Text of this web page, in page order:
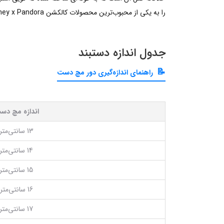
را به یکی از محبوب‌ترین محصولات کالکشن Disney x Pandora تبدیل کرده است.
جدول اندازه دستبند
راهنمای اندازه‌گیری دور مچ دست
اندازه مچ
13 سانتی‌متر
14 سانتی‌متر
15 سانتی‌متر
16 سانتی‌متر
17 سانتی‌متر